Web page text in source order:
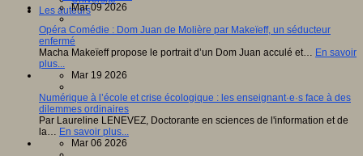
Les auteursMar 09 2026
Opéra Comédie : Dom Juan de Molière par Makeïeff, un séducteur
enfermé
Macha Makeïeff propose le portrait d’un Dom Juan acculé et… En savoir
plus...
Mar 19 2026
Numérique à l’école et crise écologique : les enseignant·e·s face à des
dilemmes ordinaires
Par Laureline LENEVEZ, Doctorante en sciences de l'information et de
la… En savoir plus...
Mar 06 2026